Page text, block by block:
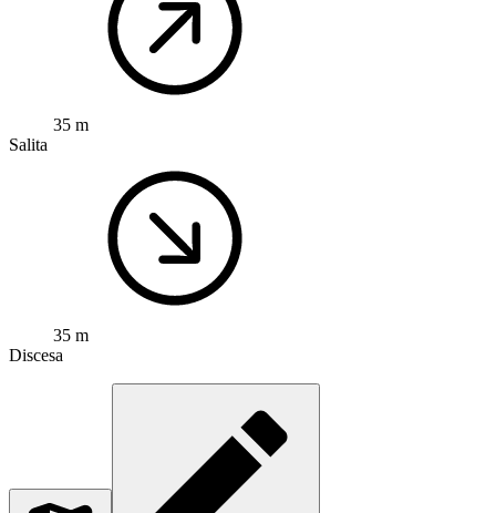
35 m
Salita
35 m
Discesa